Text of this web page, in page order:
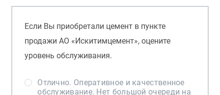
Если Вы приобретали цемент в пункте
продажи АО «Искитимцемент», оцените
уровень обслуживания.
Отлично. Оперативное и качественное
обслуживание. Нет большой очереди на